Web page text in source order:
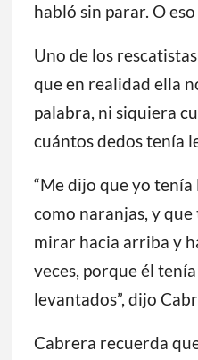
habló sin parar. O
Uno de los
que en realidad ella
palabra, ni siquiera
cuántos dedos tenía
“Me dijo que yo tenía
como naranjas, y
mirar hacia arriba y
veces, porque él
levantados”, dijo
Cabrera recuerda